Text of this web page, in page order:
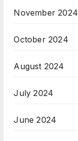
November 2024
October 2024
August 2024
July 2024
June 2024